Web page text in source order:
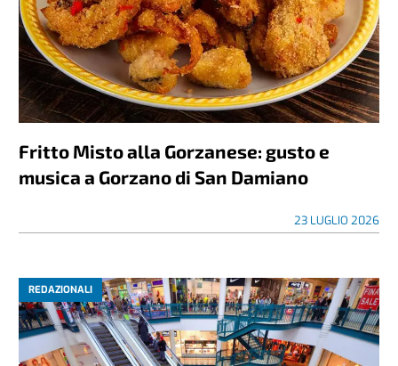
Fritto Misto alla Gorzanese: gusto e
musica a Gorzano di San Damiano
23 LUGLIO 2026
REDAZIONALI